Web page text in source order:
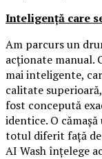
Inteligență care
Am parcurs un
acționate manual.
mai inteligente,
calitate
fost concepută
identice. O
totul diferit față
AI Wash înțelege